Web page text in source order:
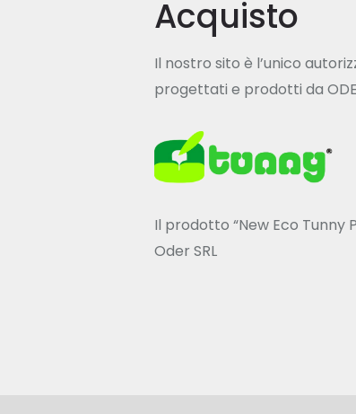
Acquisto
Il nostro sito è l’unico
progettati e prodotti da
Il prodotto “New Eco
Oder SRL